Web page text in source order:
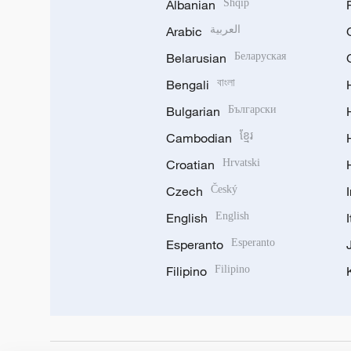
Albanian Shqip
Arabic العربية
Belarusian Беларуская
Bengali বাংলা
Bulgarian Български
Cambodian ខ្មែរ
Croatian Hrvatski
Czech Český
English English
Esperanto Esperanto
Filipino Filipino